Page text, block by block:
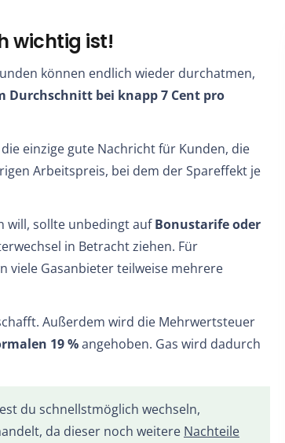
wichtig ist!
können endlich wieder durchatmen,
Durchschnitt bei knapp 7 Cent pro
einzige gute Nachricht für Kunden, die
Arbeitspreis, bei dem der Spareffekt je
will, sollte unbedingt aufBonustarife oder
in Betracht ziehen. Für
viele Gasanbieter teilweise mehrere
Außerdem wird die Mehrwertsteuer
19 %angehoben. Gas wird dadurch
du schnellstmöglich wechseln,
da dieser noch weitere Nachteile